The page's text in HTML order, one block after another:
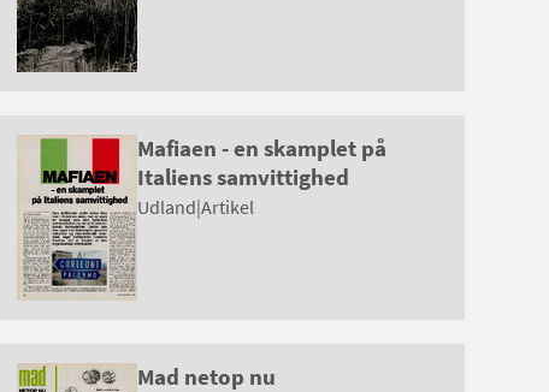
Mafiaen - en skamplet på
Italiens samvittighed
Udland|Artikel
Mad netop nu